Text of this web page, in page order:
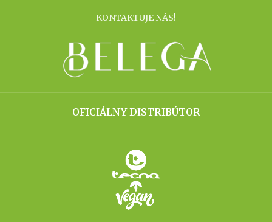
KONTAKTUJE NÁS!
OFICIÁLNY DISTRIBÚTOR